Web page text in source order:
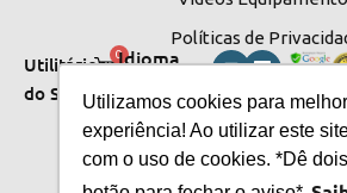
Utilizamos cookies para
experiência! Ao utilizar este
com o uso de cookies. *Dê
Políticas de
Utilitários
do Site
0Idioma
do Site